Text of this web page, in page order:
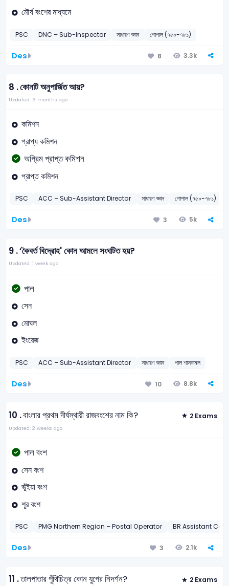
মৌর্য বংশের মাধ্যমে
PSC DNC – Sub-Inspector সাধারণ জ্ঞান গোপাল (৭৫০-৭৮১)
Des 8 3.3k
8 .কোনটি অনুপার্জিত আয়?
Updated: 6 months ago
কমিশন
প্রাপ্য কমিশন
অগ্রিম প্রাপ্ত কমিশন
প্রাপ্ত কমিশন
PSC ACC – Sub-Assistant Director সাধারণ জ্ঞান গোপাল (৭৫০-৭৮১)
Des 3 5k
9 .‘কৈবর্ত বিদ্রোহ' কোন আমলে সংঘটিত হয়?
Updated: 1 week ago
পাল
সেন
মোঘল
ইংরেজ
PSC ACC – Sub-Assistant Director সাধারণ জ্ঞান পাল শাসনামল
Des 10 8.8k
10 .বাংলার প্রথম দীর্ঘস্থায়ী রাজবংশের নাম কি? 2 Exams
Updated: 2 weeks ago
পাল বংশ
সেন বংশ
ভূঁইয়া বংশ
শূর বংশ
PSC PMG Northern Region – Postal Operator BR Assistant
Des 3 2.1k
11 .তালপাতার পুঁথিচিত্র কোন যুগের নিদর্শন? 2 Exams